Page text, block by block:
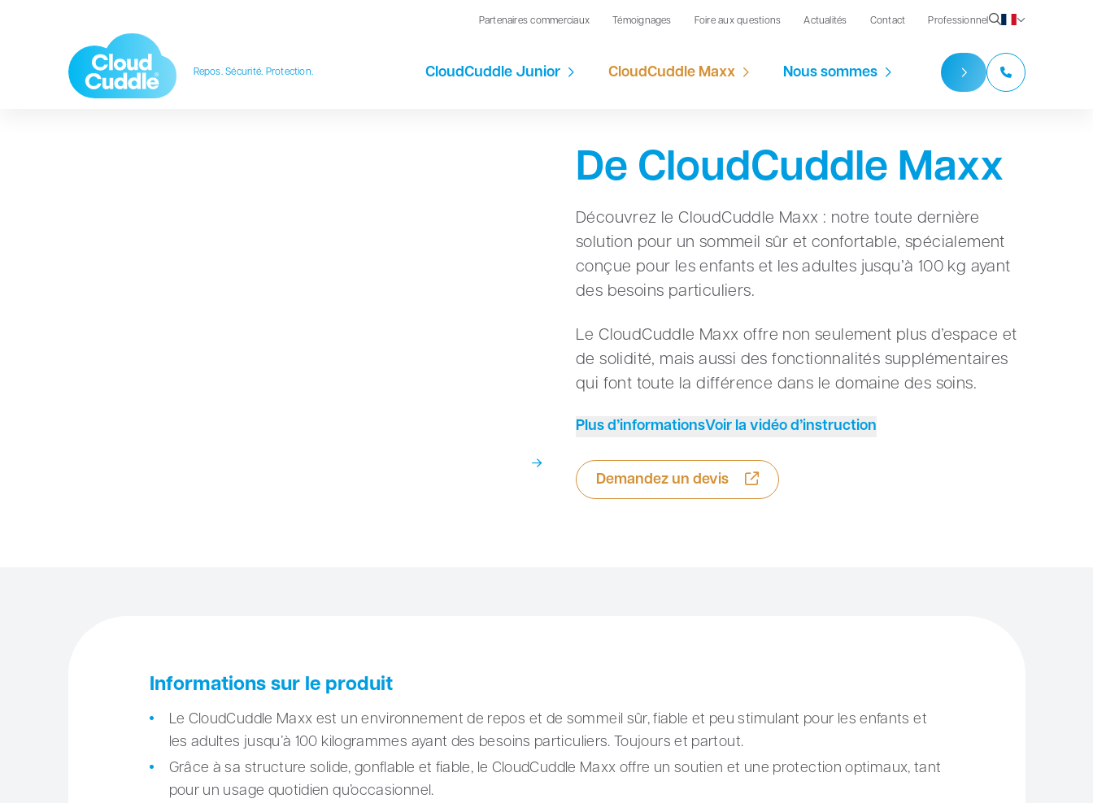
Partenaires commerciaux Témoignages Foire aux questions Actualités Contact Professionnel
Repos. Sécurité. Protection. CloudCuddle Junior CloudCuddle Maxx Nous sommes
De CloudCuddle Maxx
Découvrez le CloudCuddle Maxx : notre toute dernière
solution pour un sommeil sûr et confortable, spécialement
conçue pour les enfants et les adultes jusqu’à 100 kg ayant
des besoins particuliers.
Le CloudCuddle Maxx offre non seulement plus d’espace et
de solidité, mais aussi des fonctionnalités supplémentaires
qui font toute la différence dans le domaine des soins.
Plus d’informationsVoir la vidéo d’instruction
Demandez un devis
Informations sur le produit
Le CloudCuddle Maxx est un environnement de repos et de sommeil sûr, fiable et peu stimulant pour les enfants et
les adultes jusqu’à 100 kilogrammes ayant des besoins particuliers. Toujours et partout.
Grâce à sa structure solide, gonflable et fiable, le CloudCuddle Maxx offre un soutien et une protection optimaux, tant
pour un usage quotidien qu’occasionnel.